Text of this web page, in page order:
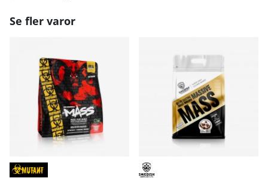
Se fler varor